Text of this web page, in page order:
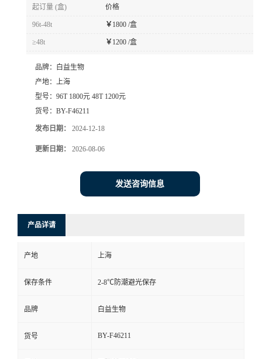
起订量 (盒) 价格
96t-48t ￥ 1800 /盒
≥48t ￥ 1200 /盒
品牌：
白益生物
产地： 上海
型号： 96T 1800元 48T 1200元
货号： BY-F46211
发布日期： 2024-12-18
更新日期： 2026-08-06
发送咨询信息
产品详请
产地 上海
保存条件 2-8℃防潮避光保存
品牌 白益生物
货号 BY-F46211